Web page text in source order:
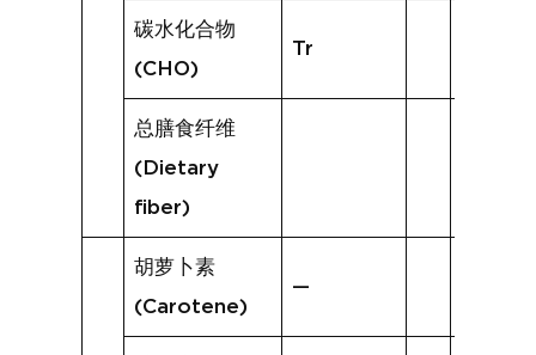
碳水化合物
(CHO)
Tr
总膳食纤维
(Dietary
fiber)
胡萝卜素
(Carotene)
—